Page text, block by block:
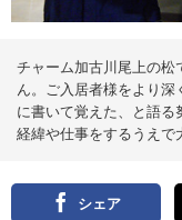
チャーム加古川尾上の松
ん。ご入居者様をより
に書いて覚えた、と語
経緯や仕事をするうえで
シェア